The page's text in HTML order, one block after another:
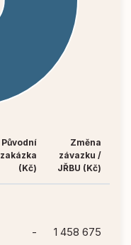
Původní
zakázka
(Kč)
Změna
závazku /
JŘBU (Kč)
- 1 458 675